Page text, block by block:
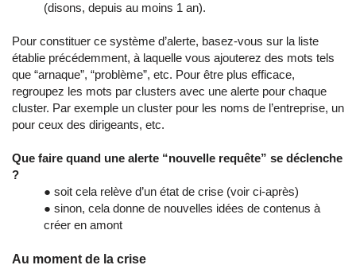
(disons, depuis au moins 1 an).
Pour constituer ce système d’alerte, basez-vous sur la liste
établie précédemment, à laquelle vous ajouterez des mots tels
que “arnaque”, “problème”, etc. Pour être plus efficace,
regroupez les mots par clusters avec une alerte pour chaque
cluster. Par exemple un cluster pour les noms de l’entreprise, un
pour ceux des dirigeants, etc.
Que faire quand une alerte “nouvelle requête” se déclenche
?
● soit cela relève d’un état de crise (voir ci-après)
● sinon, cela donne de nouvelles idées de contenus à
créer en amont
Au moment de la crise